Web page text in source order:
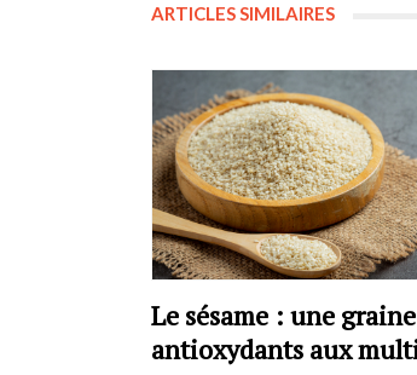
ARTICLES SIMILAIRES
Le sésame : une
antioxydants aux